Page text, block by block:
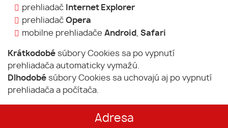
prehliadač
Internet Explorer
prehliadač Opera
mobilne prehliadače Android Safari
Krátkodobé súbory Cookies sa po vypnutí
prehliadača automaticky vymažú.
Dlhodobé súbory Cookies sa uchovajú aj po vypnutí
prehliadača a počítača.
Adresa